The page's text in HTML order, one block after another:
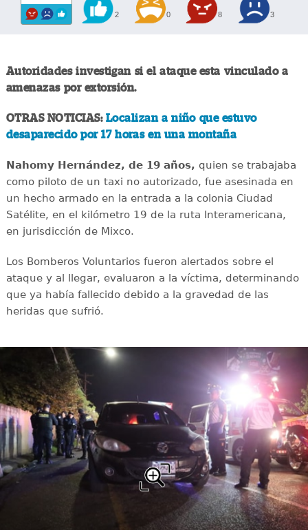
2 0 8 3
Autoridades investigan si el ataque esta vinculado a
amenazas por extorsión.
OTRAS NOTICIAS: Localizan a niño que estuvo
desaparecido por 17 horas en una montaña
Nahomy Hernández, de 19 años, quien se trabajaba
como piloto de un taxi no autorizado, fue asesinada en
un hecho armado en la entrada a la colonia Ciudad
Satélite, en el kilómetro 19 de la ruta Interamericana,
en jurisdicción de Mixco.
Los Bomberos Voluntarios fueron alertados sobre el
ataque y al llegar, evaluaron a la víctima, determinando
que ya había fallecido debido a la gravedad de las
heridas que sufrió.